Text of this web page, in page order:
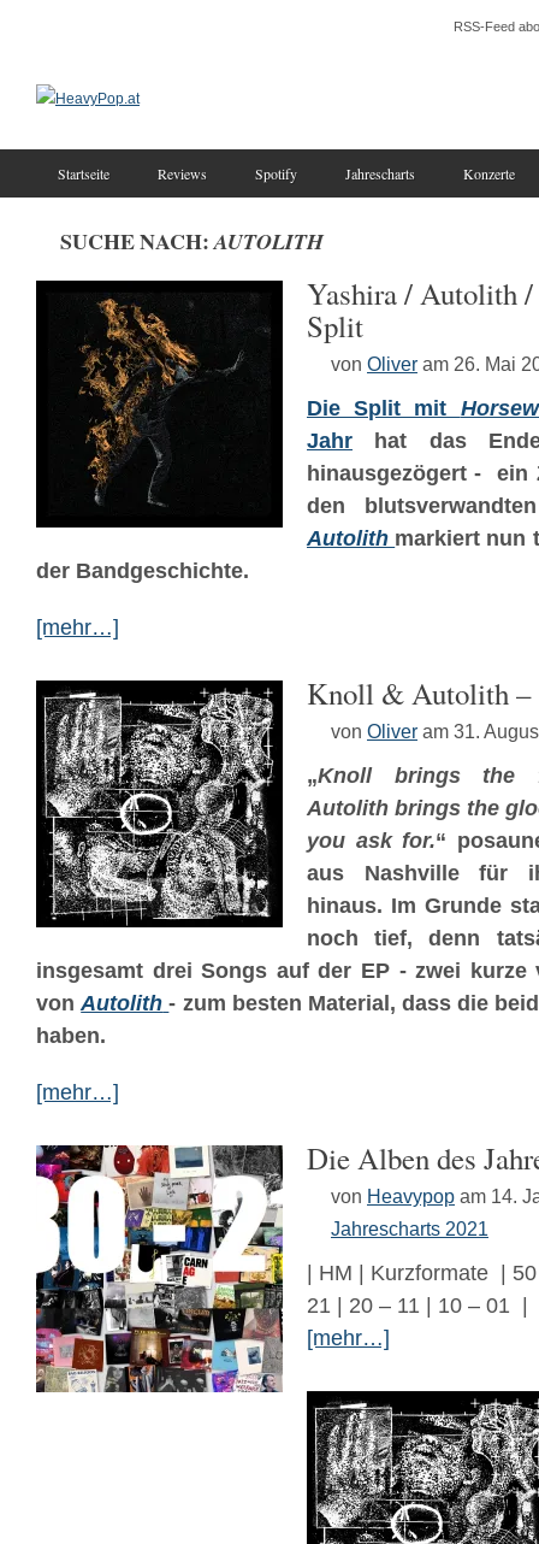
RSS-Feed
Startseite Reviews Spotify Jahrescharts Konzerte
SUCHE NACH:AUTOLITH
Yashira ​/ ​Autolith
Split
von Oliver am 26. Mai
Die Split mit
Jahr hat das
hinausgezögert - ein
den
Autolith markiert nun
der Bandgeschichte.
[mehr…]
Knoll & Autolith –
von Oliver am 31.
„Knoll brings the
Autolith brings the
you ask for.“
aus Nashville für
hinaus. Im Grunde
noch tief, denn
insgesamt drei Songs auf der EP - zwei
vonAutolith - zum besten Material, dass die
haben.
[mehr…]
Die Alben des
von Heavypop am 14.
Jahrescharts 2021
| HM | Kurzformate |
21 | 20 – 11 | 10 – 01 |
[mehr…]